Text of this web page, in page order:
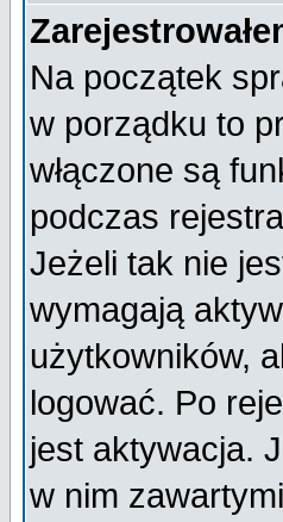
Na początek
w porządku to
włączone są
podczas
Jeżeli tak nie
wymagają
użytkowników,
logować. Po
jest aktywacja.
w nim